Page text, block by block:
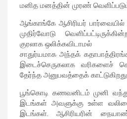
மனித மனத்தின் முரண்
ஆங்காங்கே ஆசிரியர் பார்வையில்
முதிர்வோடு
குரலாக ஒலிக்கவிடாமல்
சாதுர்யமாக அந்தக்
இடைச்செருகலாக வரிகளைச்
தேர்ந்த அனுபவத்தைக்
பூங்கொடி கணவனிடம் முனி
இடங்கள் அவளுக்கு உள்ள
இடங்கள். ஆசிரியரின்